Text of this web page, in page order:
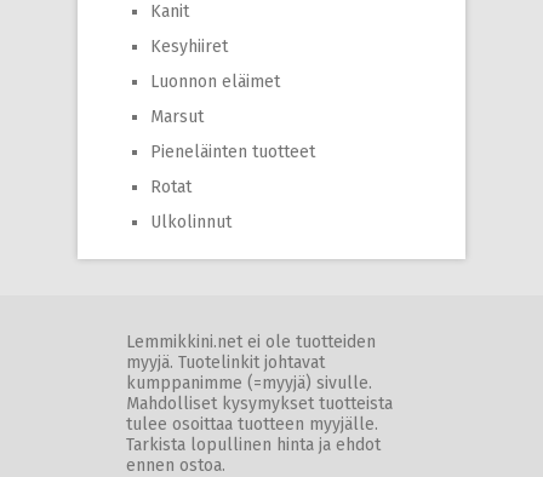
Kanit
Kesyhiiret
Luonnon eläimet
Marsut
Pieneläinten tuotteet
Rotat
Ulkolinnut
Lemmikkini.net ei ole tuotteiden
myyjä. Tuotelinkit johtavat
kumppanimme (=myyjä) sivulle.
Mahdolliset kysymykset tuotteista
tulee osoittaa tuotteen myyjälle.
Tarkista lopullinen hinta ja ehdot
ennen ostoa.